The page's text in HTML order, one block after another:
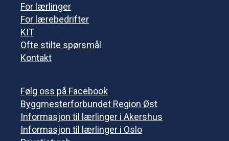
For lærlinger
For lærebedrifter
KIT
Ofte stilte spørsmål
Kontakt
Følg oss på Facebook
Byggmesterforbundet Region Øst
Informasjon til lærlinger i Akershus
Informasjon til lærlinger i Oslo